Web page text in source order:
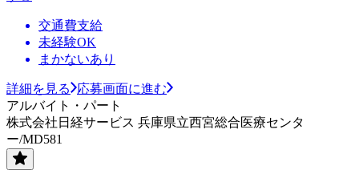
交通費支給
未経験OK
まかないあり
詳細を見る
応募画面に進む
アルバイト・パート
株式会社日経サービス 兵庫県立西宮総合医療センタ
ー/MD581